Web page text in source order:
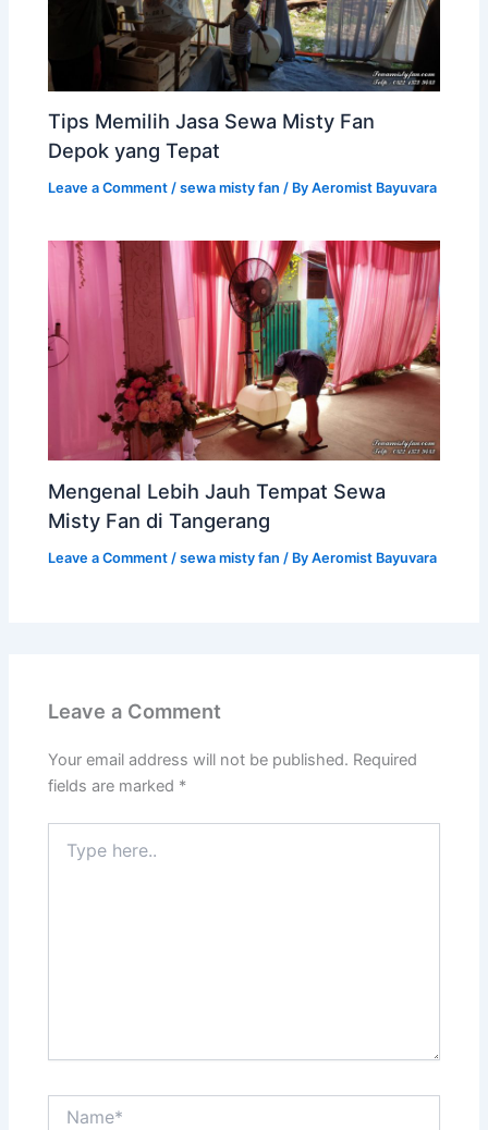
Tips Memilih Jasa Sewa Misty Fan
Depok yang Tepat
Leave a Comment /sewa misty fan / ByAeromist Bayuvara
Mengenal Lebih Jauh Tempat Sewa
Misty Fan di Tangerang
Leave a Comment /sewa misty fan / ByAeromist Bayuvara
Leave a Comment
Your email address will not be published. Required
fields are marked *
here..